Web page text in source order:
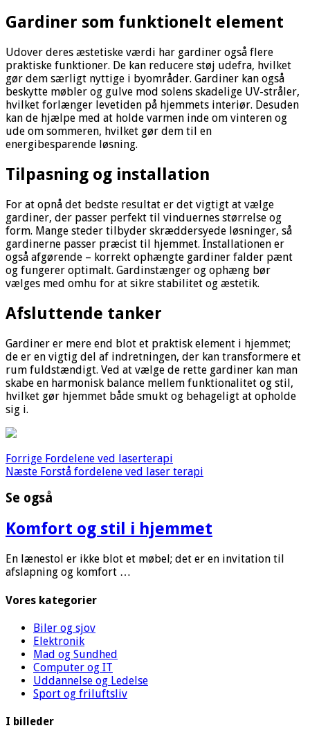
Gardiner som funktionelt element
Udover deres æstetiske værdi har gardiner også flere
praktiske funktioner. De kan reducere støj udefra, hvilket
gør dem særligt nyttige i byområder. Gardiner kan også
beskytte møbler og gulve mod solens skadelige UV-stråler,
hvilket forlænger levetiden på hjemmets interiør. Desuden
kan de hjælpe med at holde varmen inde om vinteren og
ude om sommeren, hvilket gør dem til en
energibesparende løsning.
Tilpasning og installation
For at opnå det bedste resultat er det vigtigt at vælge
gardiner, der passer perfekt til vinduernes størrelse og
form. Mange steder tilbyder skræddersyede løsninger, så
gardinerne passer præcist til hjemmet. Installationen er
også afgørende – korrekt ophængte gardiner falder pænt
og fungerer optimalt. Gardinstænger og ophæng bør
vælges med omhu for at sikre stabilitet og æstetik.
Afsluttende tanker
Gardiner er mere end blot et praktisk element i hjemmet;
de er en vigtig del af indretningen, der kan transformere et
rum fuldstændigt. Ved at vælge de rette gardiner kan man
skabe en harmonisk balance mellem funktionalitet og stil,
hvilket gør hjemmet både smukt og behageligt at opholde
sig i.
Forrige Fordelene ved laserterapi
Næste Forstå fordelene ved laser terapi
Se også
Komfort og stil i hjemmet
En lænestol er ikke blot et møbel; det er en invitation til
afslapning og komfort …
Vores kategorier
Biler og sjov
Elektronik
Mad og Sundhed
Computer og IT
Uddannelse og Ledelse
Sport og friluftsliv
I billeder